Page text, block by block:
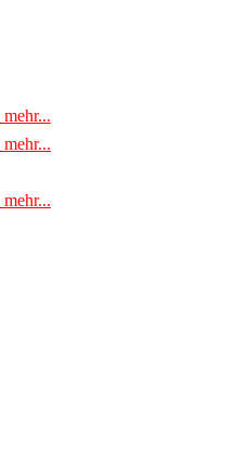
mehr...
mehr...
mehr...